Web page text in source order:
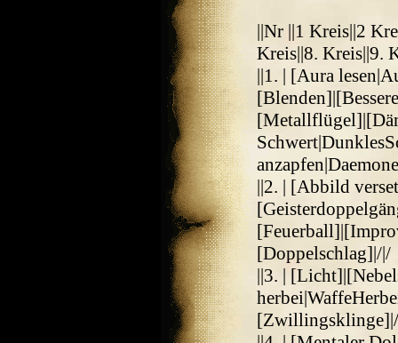
||Nr ||1 Kreis||2
Kreis||8. Kreis||9.
||1. | [Aura
||2. | [Abbild
[Doppelschlag]|/|/
||3. |